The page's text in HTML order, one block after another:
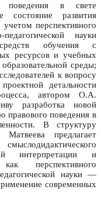
поведения в свете
состояние развития
перспективного
науки
средств обучения с
ресурсов и учебных
среды;
к вопросу
детальности
автором О.А.
разработка новой
правового поведения в
В структуру
предлагает
интерпретации и
перспективного
науки —
современных